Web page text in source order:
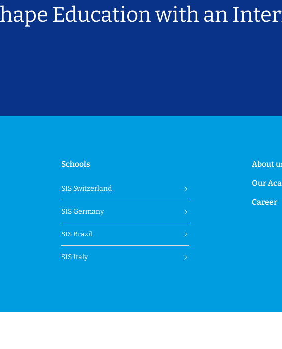
Education with an
Schools
SIS Switzerland
SIS Germany
SIS Brazil
SIS Italy
About
Our
Career